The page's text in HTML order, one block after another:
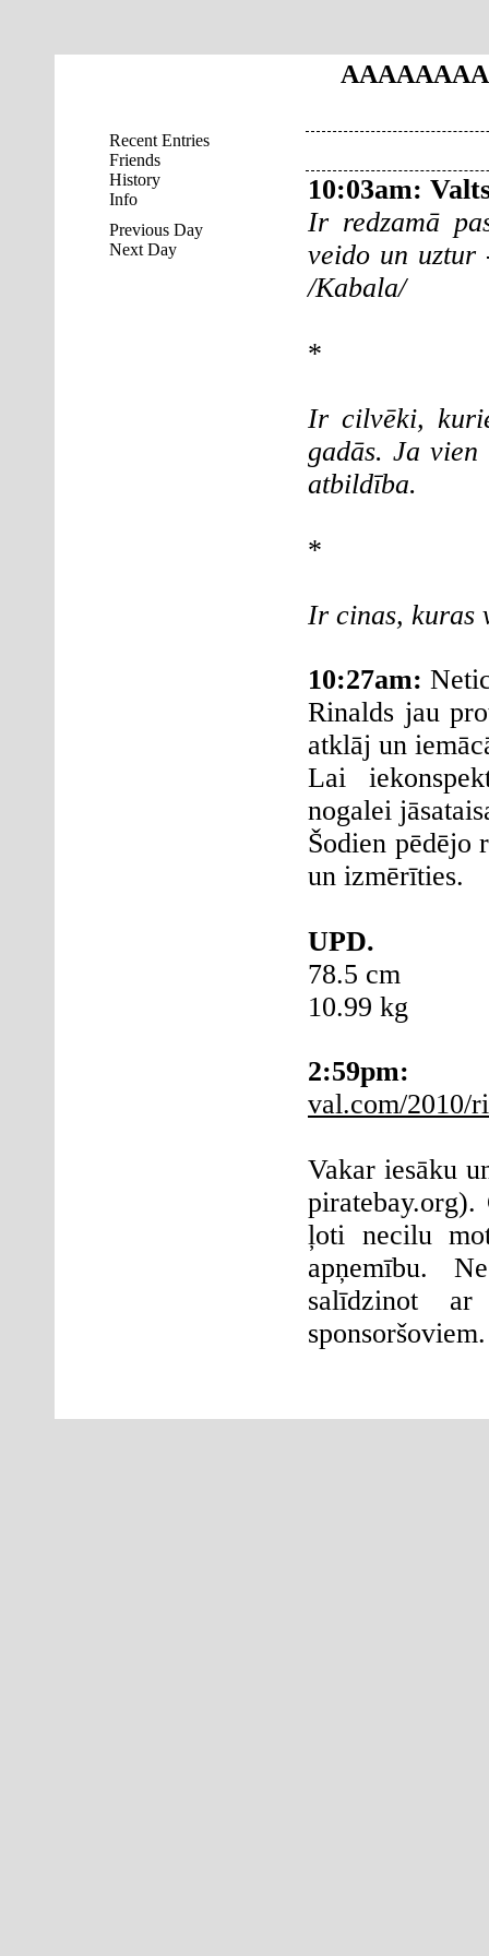
Recent Entries
Friends
History
Info
Previous Day
Next Day
10:03am:
Ir redzamā
veido un uztur
/Kabala/
*
Ir cilvēki,
gadās. Ja
atbildība.
*
Ir cinas, kuras
10:27am:
Rinalds jau
atklāj un
Lai
nogalei
Šodien pēdējo
un izmērīties.
UPD.
78.5 cm
10.99 kg
2:59pm
val.com/2010/
Vakar iesāku
ļoti necilu
apņemību.
salīdzinot ar
sponsoršoviem.